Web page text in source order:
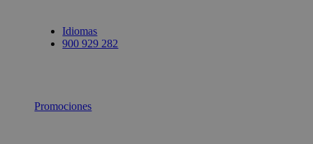
Idiomas
900 929 282
Promociones